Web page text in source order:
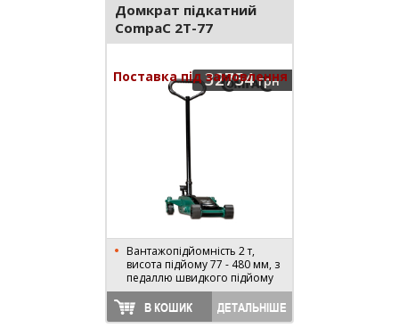
Домкрат підкатний
CompaC 2T-77
32754грн
Поставка під замовлення
Вантажопідйомність 2 т,
висота підйому 77 - 480 мм, з
педаллю швидкого підйому
В КОШИК ДЕТАЛЬНІШЕ